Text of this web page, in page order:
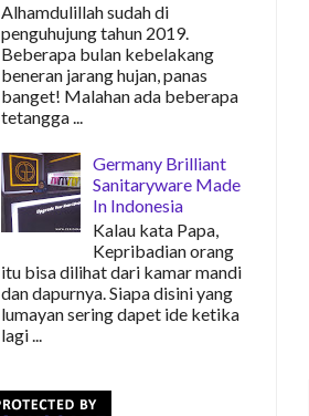
Alhamdulillah sudah di
penguhujung tahun 2019.
Beberapa bulan kebelakang
beneran jarang hujan, panas
banget! Malahan ada beberapa
tetangga ...
Germany Brilliant
Sanitaryware Made
In Indonesia
Kalau kata Papa,
Kepribadian orang
itu bisa dilihat dari kamar mandi
dan dapurnya. Siapa disini yang
lumayan sering dapet ide ketika
lagi ...